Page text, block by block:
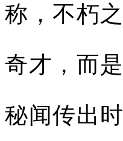
称，不朽
奇才，而
秘闻传出